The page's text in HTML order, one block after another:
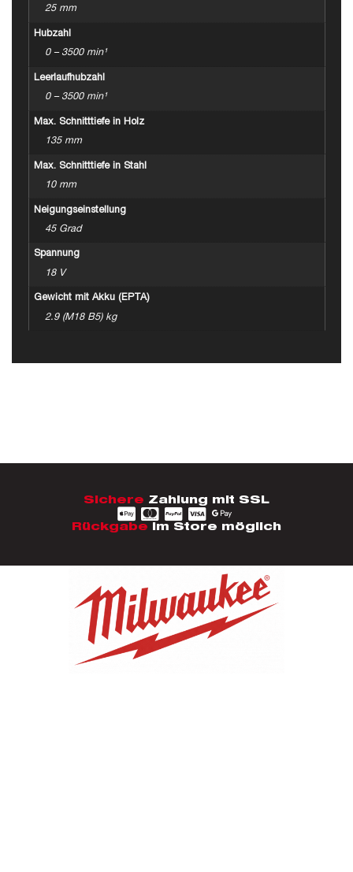
25 mm
Hubzahl
0 – 3500 min¹
Leerlaufhubzahl
0 – 3500 min¹
Max. Schnitttiefe in Holz
135 mm
Max. Schnitttiefe in Stahl
10 mm
Neigungseinstellung
45 Grad
Spannung
18 V
Gewicht mit Akku (EPTA)
2.9 (M18 B5) kg
Sichere Zahlung mit SSL
Rückgabe im Store möglich